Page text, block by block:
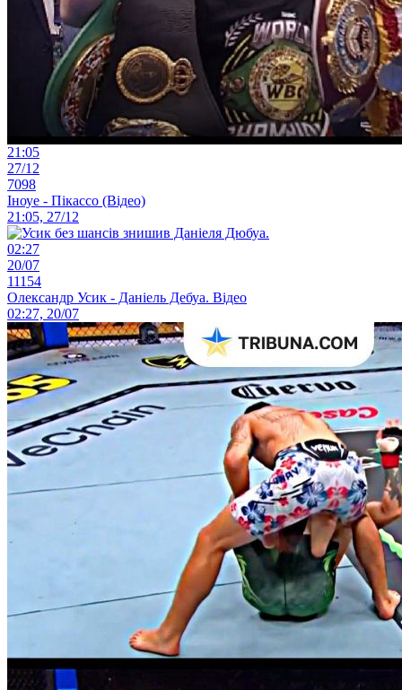
21:05
27/12
7098
Іноуе - Пікассо (Відео)
21:05, 27/12
02:27
20/07
11154
Олександр Усик - Даніель Дебуа. Відео
02:27, 20/07